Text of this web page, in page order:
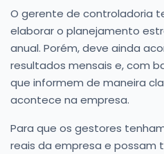
O gerente de controladoria
elaborar o planejamento
anual. Porém, deve ainda
resultados mensais e, com
que informem de maneira
acontece na empresa.
Para que os gestores
reais da empresa e possam